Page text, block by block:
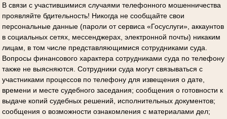
В связи с участившимися случаями телефонного мошенничества
проявляйте бдительность! Никогда не сообщайте свои
персональные данные (пароли от сервиса «Госуслуги», аккаунтов
в социальных сетях, мессенджерах, электронной почты) никаким
лицам, в том числе представляющимися сотрудниками суда.
Вопросы финансового характера сотрудниками суда по телефону
также не выясняются. Сотрудники суда могут связываться с
участниками процессов по телефону для извещения о дате,
времени и месте судебного заседания; сообщения о готовности к
выдаче копий судебных решений, исполнительных документов;
сообщения о возможности ознакомления с материалами дел;